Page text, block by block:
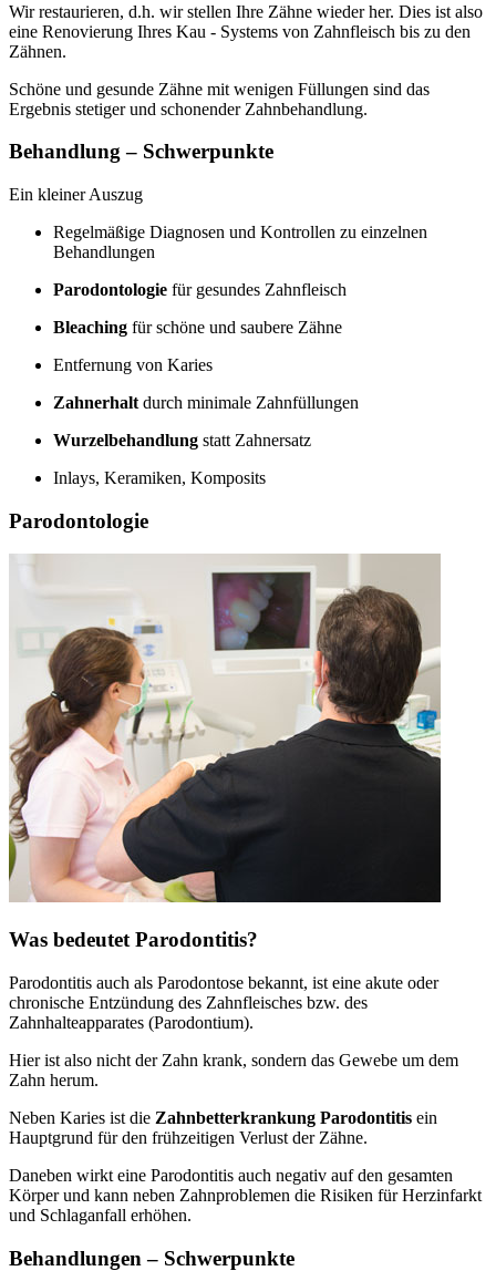
Wir restaurieren, d.h. wir stellen Ihre Zähne wieder her. Dies ist also
eine Renovierung Ihres Kau - Systems von Zahnfleisch bis zu den
Zähnen.
Schöne und gesunde Zähne mit wenigen Füllungen sind das
Ergebnis stetiger und schonender Zahnbehandlung.
Behandlung – Schwerpunkte
Ein kleiner Auszug
Regelmäßige Diagnosen und Kontrollen zu einzelnen
Behandlungen
Parodontologie für gesundes Zahnfleisch
Bleaching für schöne und saubere Zähne
Entfernung von Karies
Zahnerhalt durch minimale Zahnfüllungen
Wurzelbehandlung statt Zahnersatz
Inlays, Keramiken, Komposits
Parodontologie
Was bedeutet Parodontitis?
Parodontitis auch als Parodontose bekannt, ist eine akute oder
chronische Entzündung des Zahnfleisches bzw. des
Zahnhalteapparates (Parodontium).
Hier ist also nicht der Zahn krank, sondern das Gewebe um dem
Zahn herum.
Neben Karies ist die Zahnbetterkrankung Parodontitis ein
Hauptgrund für den frühzeitigen Verlust der Zähne.
Daneben wirkt eine Parodontitis auch negativ auf den gesamten
Körper und kann neben Zahnproblemen die Risiken für Herzinfarkt
und Schlaganfall erhöhen.
Behandlungen – Schwerpunkte